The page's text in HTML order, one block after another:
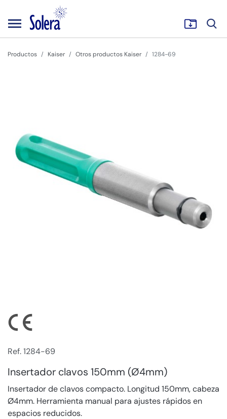
Productos Kaiser Otros productos Kaiser 1284-69
Ref. 1284-69
Insertador clavos 150mm (Ø4mm)
Insertador de clavos compacto. Longitud 150mm, cabeza
Ø4mm. Herramienta manual para ajustes rápidos en
espacios reducidos.